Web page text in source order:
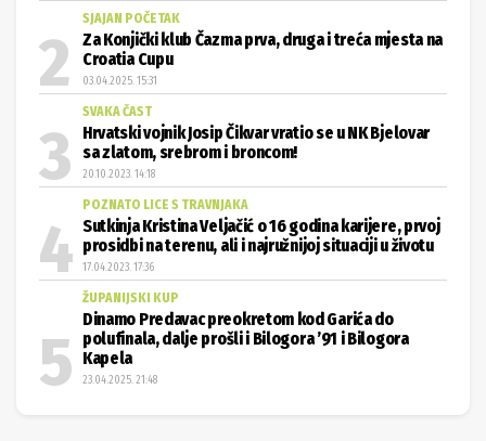
SJAJAN POČETAK
Za Konjički klub Čazma prva, druga i treća mjesta na
Croatia Cupu
03.04.2025. 15:31
SVAKA ČAST
Hrvatski vojnik Josip Čikvar vratio se u NK Bjelovar
sa zlatom, srebrom i broncom!
20.10.2023. 14:18
POZNATO LICE S TRAVNJAKA
Sutkinja Kristina Veljačić o 16 godina karijere, prvoj
prosidbi na terenu, ali i najružnijoj situaciji u životu
17.04.2023. 17:36
ŽUPANIJSKI KUP
Dinamo Predavac preokretom kod Garića do
polufinala, dalje prošli i Bilogora ’91 i Bilogora
Kapela
23.04.2025. 21:48